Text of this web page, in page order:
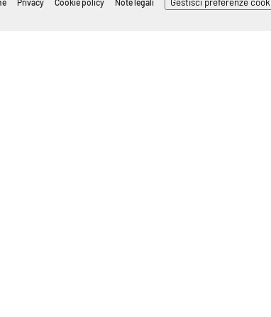
Privacy Cookie policy Note legali Gestisci preferenze